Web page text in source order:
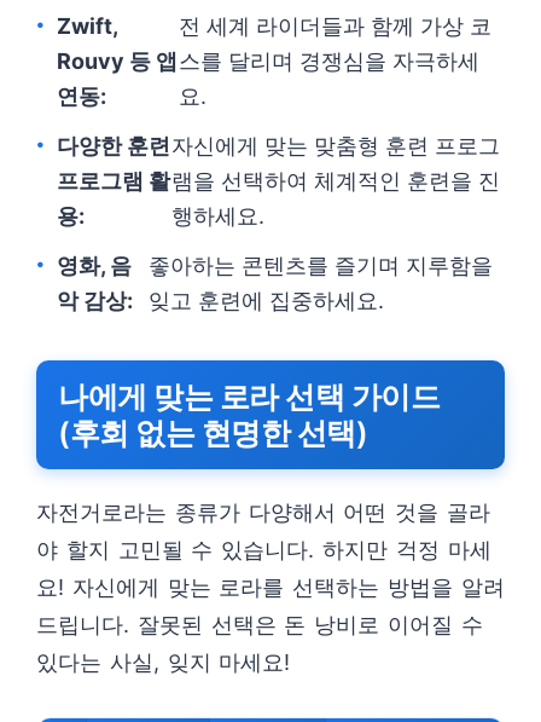
Zwift,
Rouvy 등 앱
연동:
전 세계 라이더들과 함께 가상 코
스를 달리며 경쟁심을 자극하세
요.
다양한 훈련
프로그램 활
용:
자신에게 맞는 맞춤형 훈련 프로그
램을 선택하여 체계적인 훈련을 진
행하세요.
영화, 음
악 감상:
좋아하는 콘텐츠를 즐기며 지루함을
잊고 훈련에 집중하세요.
나에게 맞는 로라 선택 가이드
(후회 없는 현명한 선택)
자전거로라는 종류가 다양해서 어떤 것을 골라
야 할지 고민될 수 있습니다. 하지만 걱정 마세
요! 자신에게 맞는 로라를 선택하는 방법을 알려
드립니다. 잘못된 선택은 돈 낭비로 이어질 수
있다는 사실, 잊지 마세요!